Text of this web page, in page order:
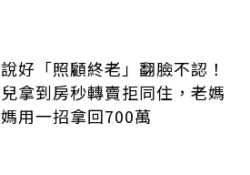
說好「照顧終老」翻臉不認！
兒拿到房秒轉賣拒同住，老媽
媽用一招拿回700萬